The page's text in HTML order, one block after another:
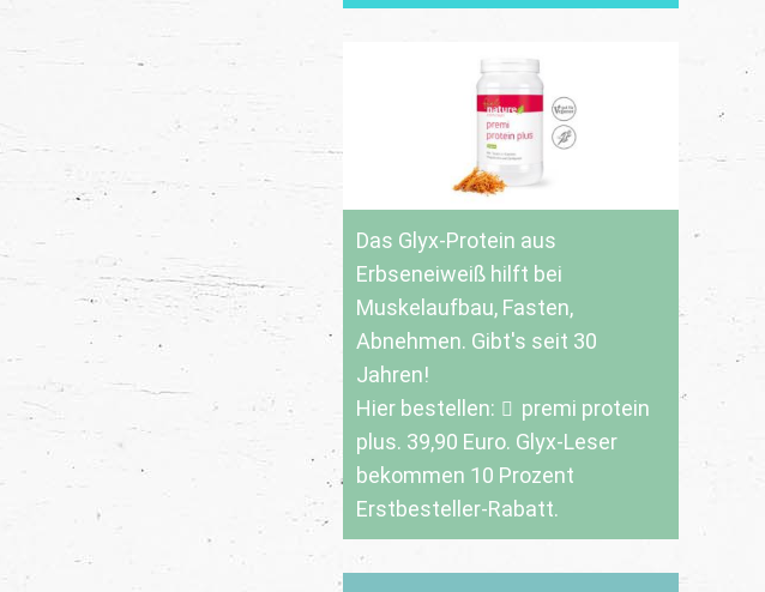
Das Glyx-Protein aus
Erbseneiweiß hilft bei
Muskelaufbau, Fasten,
Abnehmen. Gibt's seit 30
Jahren!
Hier bestellen:
premi protein
plus. 39,90 Euro. Glyx-Leser
bekommen 10 Prozent
Erstbesteller-Rabatt.